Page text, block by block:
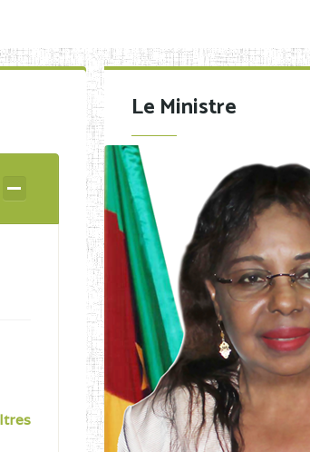
disponibles
Demande de subvention
Le Ministre